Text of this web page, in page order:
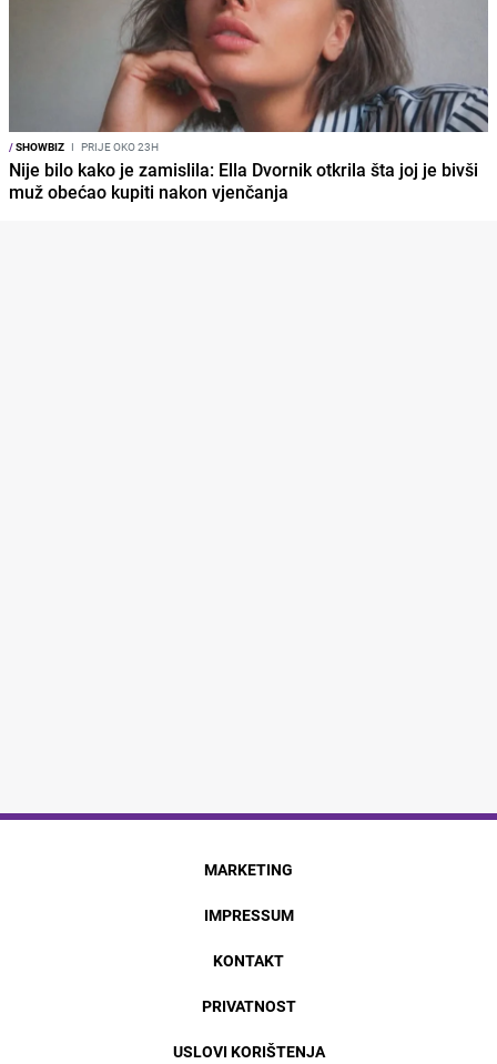
/SHOWBIZ I PRIJE OKO 23H
Nije bilo kako je zamislila: Ella Dvornik otkrila šta joj je bivši
muž obećao kupiti nakon vjenčanja
MARKETING
IMPRESSUM
KONTAKT
PRIVATNOST
USLOVI KORIŠTENJA